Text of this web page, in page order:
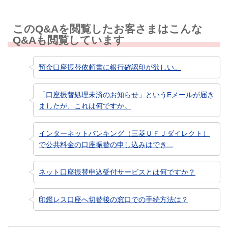
このQ&Aを閲覧したお客さまはこんな
Q&Aも閲覧しています
預金口座振替依頼書に銀行確認印が欲しい。
「口座振替処理未済のお知らせ」というEメールが届き
ましたが、これは何ですか。
インターネットバンキング（三菱ＵＦＪダイレクト）
で公共料金の口座振替の申し込みはでき...
ネット口座振替申込受付サービスとは何ですか？
印鑑レス口座へ切替後の窓口での手続方法は？